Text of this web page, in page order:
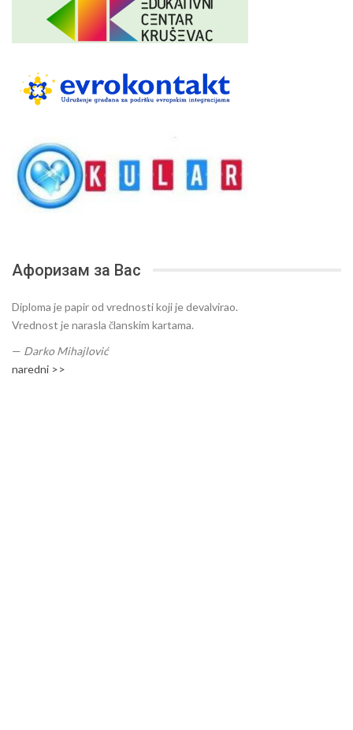
Афоризам за Вас
Diploma je papir od vrednosti koji je devalvirao.
Vrednost je narasla članskim kartama.
— Darko Mihajlović
naredni >>